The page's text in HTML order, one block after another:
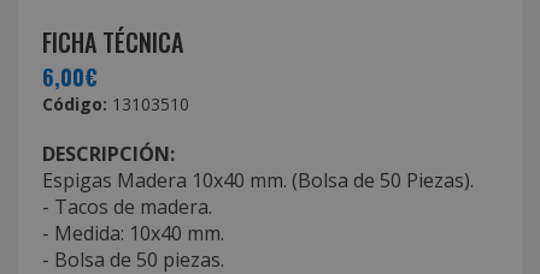
FICHA TÉCNICA
6,00€
Código: 13103510
DESCRIPCIÓN:
Espigas Madera 10x40 mm. (Bolsa de 50 Piezas).
- Tacos de madera.
- Medida: 10x40 mm.
- Bolsa de 50 piezas.